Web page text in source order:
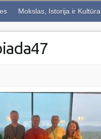
Mokslas, Istorija ir Kultūra